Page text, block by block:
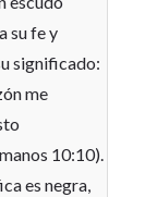
su fe y
significado:
me
10:10).
es negra,